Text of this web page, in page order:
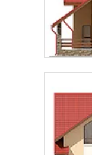
Даю